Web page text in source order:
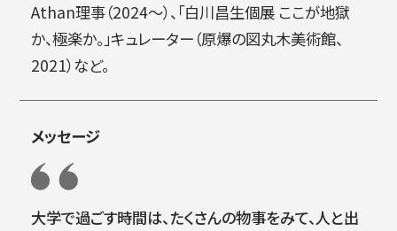
Athan理事（2024〜）、「白川昌生個展 ここが地獄
か、極楽か。」キュレーター（原爆の図丸木美術館、
2021）など。
メッセージ
大学で過ごす時間は、たくさんの物事をみて、人と出